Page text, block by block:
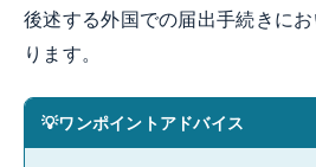
後述する外国での届出手続きに
ります。
ワンポイントアドバイス